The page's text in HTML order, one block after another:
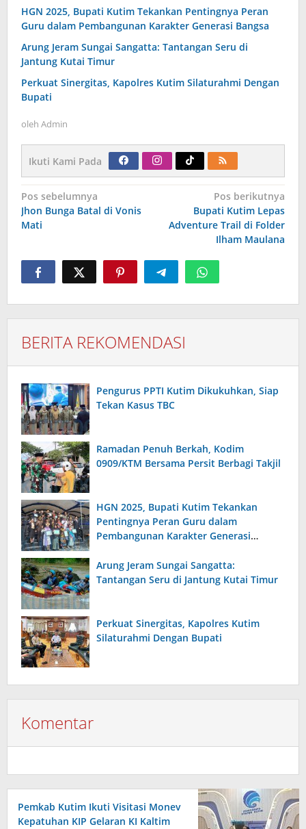
HGN 2025, Bupati Kutim Tekankan Pentingnya Peran
Guru dalam Pembangunan Karakter Generasi Bangsa
Arung Jeram Sungai Sangatta: Tantangan Seru di
Jantung Kutai Timur
Perkuat Sinergitas, Kapolres Kutim Silaturahmi Dengan
Bupati
oleh Admin
Ikuti Kami Pada
Navigasi
pos
Pos sebelumnya
Jhon Bunga Batal di Vonis
Mati
Pos berikutnya
Bupati Kutim Lepas
Adventure Trail di Folder
Ilham Maulana
BERITA REKOMENDASI
Pengurus PPTI Kutim Dikukuhkan, Siap
Tekan Kasus TBC
Ramadan Penuh Berkah, Kodim
0909/KTM Bersama Persit Berbagi Takjil
HGN 2025, Bupati Kutim Tekankan
Pentingnya Peran Guru dalam
Pembangunan Karakter Generasi
Arung Jeram Sungai Sangatta:
Tantangan Seru di Jantung Kutai Timur
Perkuat Sinergitas, Kapolres Kutim
Silaturahmi Dengan Bupati
Komentar
Pemkab Kutim Ikuti Visitasi Monev
Kepatuhan KIP Gelaran KI Kaltim